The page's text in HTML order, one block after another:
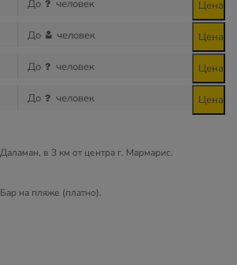
До человек Цена
До человек Цена
До человек Цена
До человек Цена
в 3 км от центра г. Мармарис.
на пляже (платно).